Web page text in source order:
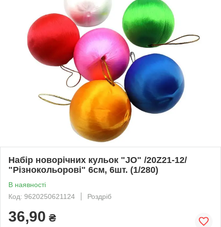
Набір новорічних кульок "JO" /20Z21-12/
"Різнокольорові" 6см, 6шт. (1/280)
В наявності
Код: 9620250621124
Роздріб
36,90 ₴